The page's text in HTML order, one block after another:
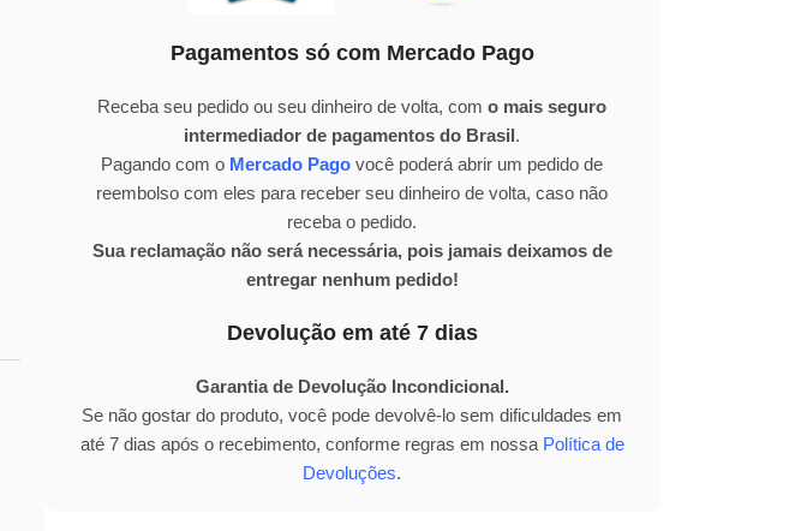
Pagamentos só com Mercado Pago
Receba seu pedido ou seu dinheiro de volta, como mais seguro
intermediador de pagamentos do Brasil.
Pagando com o Mercado Pago você poderá abrir um pedido de
reembolso com eles para receber seu dinheiro de volta, caso não
receba o pedido.
Sua reclamação não será necessária, pois jamais deixamos de
entregar nenhum pedido!
Devolução em até 7 dias
Garantia de Devolução Incondicional.
Se não gostar do produto, você pode devolvê-lo sem dificuldades em
até 7 dias após o recebimento, conforme regras em nossa Política de
Devoluções.